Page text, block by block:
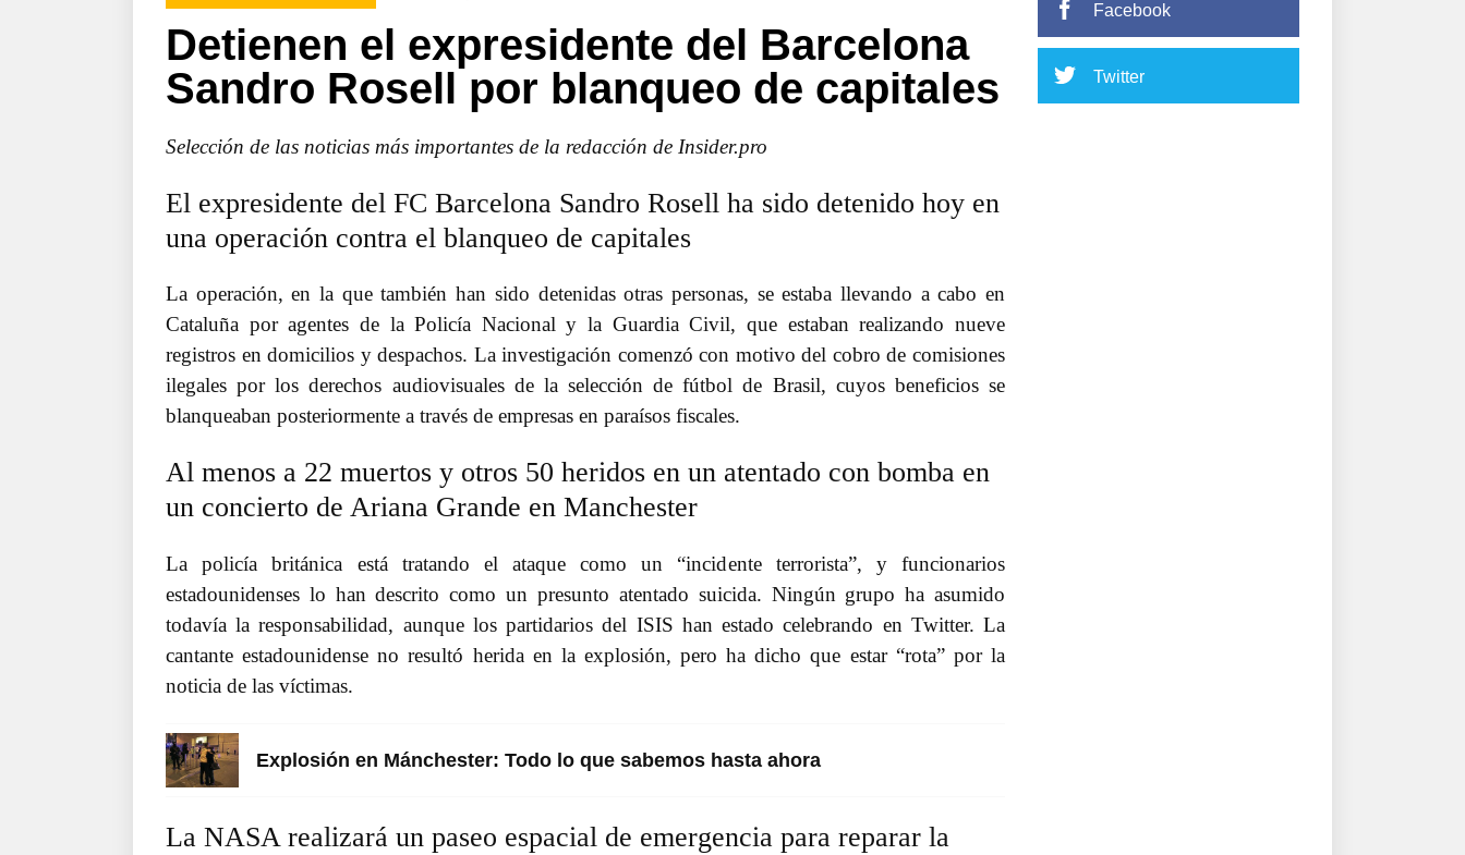
Detienen el expresidente del Barcelona
Sandro Rosell por blanqueo de capitales
Selección de las noticias más importantes de la redacción de Insider.pro
El expresidente del FC Barcelona Sandro Rosell ha sido detenido hoy en
una operación contra el blanqueo de capitales
La operación, en la que también han sido detenidas otras personas, se estaba llevando a cabo en
Cataluña por agentes de la Policía Nacional y la Guardia Civil, que estaban realizando nueve
registros en domicilios y despachos. La investigación comenzó con motivo del cobro de comisiones
ilegales por los derechos audiovisuales de la selección de fútbol de Brasil, cuyos beneficios se
blanqueaban posteriormente a través de empresas en paraísos fiscales.
Al menos a 22 muertos y otros 50 heridos en un atentado con bomba en
un concierto de Ariana Grande en Manchester
La policía británica está tratando el ataque como un “incidente terrorista”, y funcionarios
estadounidenses lo han descrito como un presunto atentado suicida. Ningún grupo ha asumido
todavía la responsabilidad, aunque los partidarios del ISIS han estado celebrando en Twitter. La
cantante estadounidense no resultó herida en la explosión, pero ha dicho que estar “rota” por la
noticia de las víctimas.
Explosión en Mánchester: Todo lo que sabemos hasta ahora
La NASA realizará un paseo espacial de emergencia para reparar la
Facebook
Twitter